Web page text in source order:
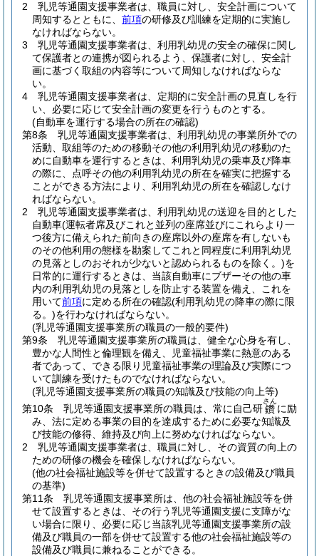
2
乳児等通園支援事業者は、職員に対し、安全計画について
周知するとともに、 前項の研修及び訓練を定期的に実施し
なければならない。
3
乳児等通園支援事業者は、利用乳幼児の安全の確保に関し
て保護者との連携が図られるよう、保護者に対し、安全計
画に基づく取組の内容等について周知しなければならな
い。
4
乳児等通園支援事業者は、定期的に安全計画の見直しを行
い、必要に応じて安全計画の変更を行うものとする。
(自動車を運行する場合の所在の確認)
第8条
乳児等通園支援事業者は、利用乳幼児の事業所外での
活動、取組等のための移動その他の利用乳幼児の移動のた
めに自動車を運行するときは、利用乳幼児の乗車及び降車
の際に、点呼その他の利用乳幼児の所在を確実に把握する
ことができる方法により、利用乳幼児の所在を確認しなけ
ればならない。
2
乳児等通園支援事業者は、利用乳幼児の送迎を目的とした
自動車(運転者席及びこれと並列の座席並びにこれらより一
つ後方に備えられた前向きの座席以外の座席を有しないも
のその他利用の態様を勘案してこれと同程度に利用乳幼児
の見落としのおそれが少ないと認められるものを除く。)を
日常的に運行するときは、当該自動車にブザーその他の車
内の利用乳幼児の見落としを防止する装置を備え、これを
用いて前項に定める所在の確認(利用乳幼児の降車の際に限
る。)を行わなければならない。
(乳児等通園支援事業所の職員の一般的要件)
第9条
乳児等通園支援事業所の職員は、健全な心身を有し、
豊かな人間性と倫理観を備え、児童福祉事業に熱意のある
者であって、できる限り児童福祉事業の理論及び実際につ
いて訓練を受けたものでなければならない。
(乳児等通園支援事業所の職員の知識及び技能の向上等)
第10条
乳児等通園支援事業所の職員は、常に自己研鑽
さん
に励
み、法に定める事業の目的を達成するために必要な知識及
び技能の修得、維持及び向上に努めなければならない。
2
乳児等通園支援事業者は、職員に対し、その資質の向上の
ための研修の機会を確保しなければならない。
(他の社会福祉施設等を併せて設置するときの設備及び職員
の基準)
第11条
乳児等通園支援事業所は、他の社会福祉施設等を併
せて設置するときは、その行う乳児等通園支援に支障がな
い場合に限り、必要に応じ当該乳児等通園支援事業所の設
備及び職員の一部を併せて設置する他の社会福祉施設等の
設備及び職員に兼ねることができる。